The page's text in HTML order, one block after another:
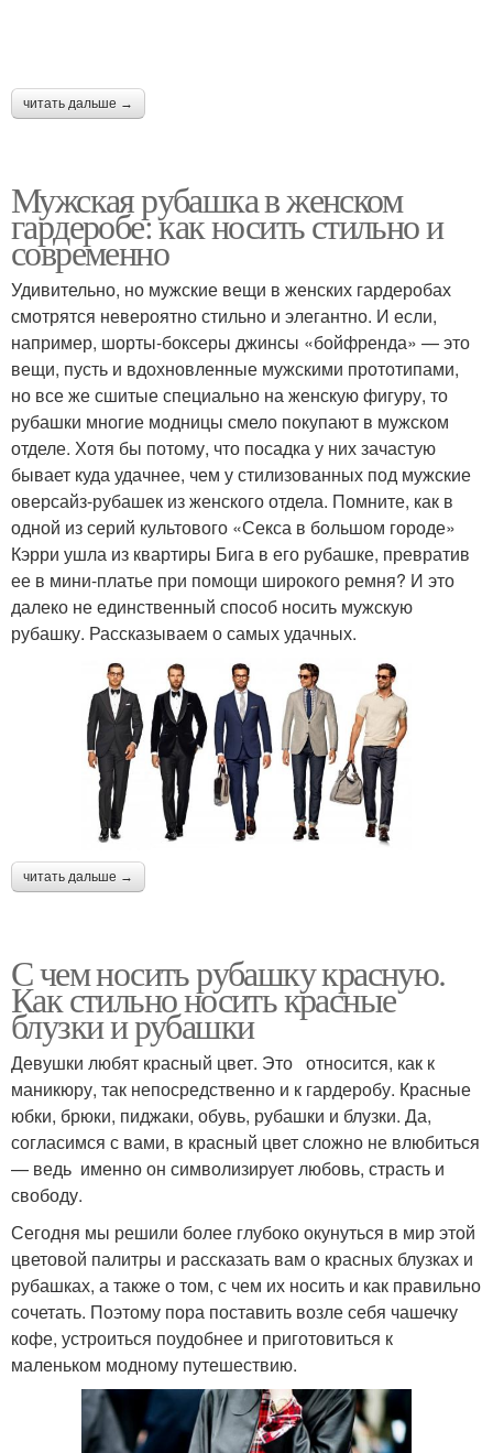
читать дальше →
Мужская рубашка в женском
гардеробе: как носить стильно и
современно
Удивительно, но мужские вещи в женских гардеробах
смотрятся невероятно стильно и элегантно. И если,
например, шорты-боксеры джинсы «бойфренда» — это
вещи, пусть и вдохновленные мужскими прототипами,
но все же сшитые специально на женскую фигуру, то
рубашки многие модницы смело покупают в мужском
отделе. Хотя бы потому, что посадка у них зачастую
бывает куда удачнее, чем у стилизованных под мужские
оверсайз-рубашек из женского отдела. Помните, как в
одной из серий культового «Секса в большом городе»
Кэрри ушла из квартиры Бига в его рубашке, превратив
ее в мини-платье при помощи широкого ремня? И это
далеко не единственный способ носить мужскую
рубашку. Рассказываем о самых удачных.
читать дальше →
С чем носить рубашку красную.
Как стильно носить красные
блузки и рубашки
Девушки любят красный цвет. Это относится, как к
маникюру, так непосредственно и к гардеробу. Красные
юбки, брюки, пиджаки, обувь, рубашки и блузки. Да,
согласимся с вами, в красный цвет сложно не влюбиться
— ведь именно он символизирует любовь, страсть и
свободу.
Сегодня мы решили более глубоко окунуться в мир этой
цветовой палитры и рассказать вам о красных блузках и
рубашках, а также о том, с чем их носить и как правильно
сочетать. Поэтому пора поставить возле себя чашечку
кофе, устроиться поудобнее и приготовиться к
маленьком модному путешествию.